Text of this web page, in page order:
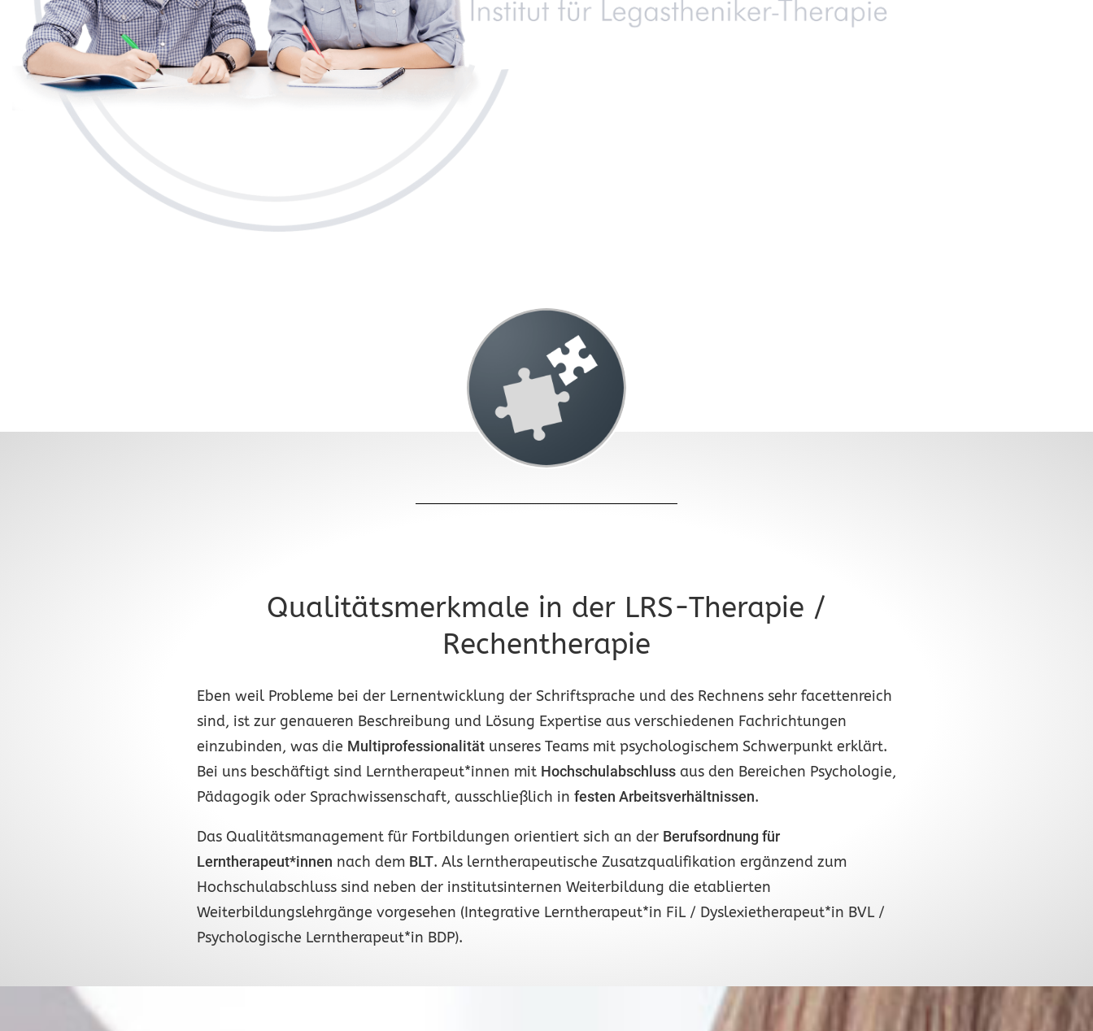
Qualitätsmerkmale in der LRS-Therapie /
Rechentherapie
Eben weil Probleme bei der Lernentwicklung der Schriftsprache und des Rechnens sehr facettenreich
sind, ist zur genaueren Beschreibung und Lösung Expertise aus verschiedenen Fachrichtungen
einzubinden, was die Multiprofessionalität unseres Teams mit psychologischem Schwerpunkt erklärt.
Bei uns beschäftigt sind Lerntherapeut*innen mit Hochschulabschluss aus den Bereichen Psychologie,
Pädagogik oder Sprachwissenschaft, ausschließlich in festen Arbeitsverhältnissen.
Das Qualitätsmanagement für Fortbildungen orientiert sich an der Berufsordnung für
Lerntherapeut*innen nach dem BLT. Als lerntherapeutische Zusatzqualifikation ergänzend zum
Hochschulabschluss sind neben der institutsinternen Weiterbildung die etablierten
Weiterbildungslehrgänge vorgesehen (Integrative Lerntherapeut*in FiL / Dyslexietherapeut*in BVL /
Psychologische Lerntherapeut*in BDP).